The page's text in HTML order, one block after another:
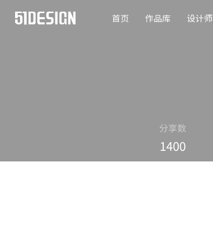
首页 作品库 设计师
分享数
1400